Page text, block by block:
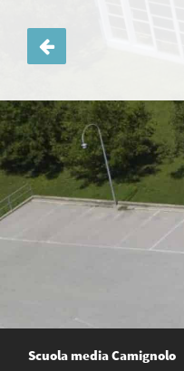
Navigazione
articoli
Scuola media Camignolo